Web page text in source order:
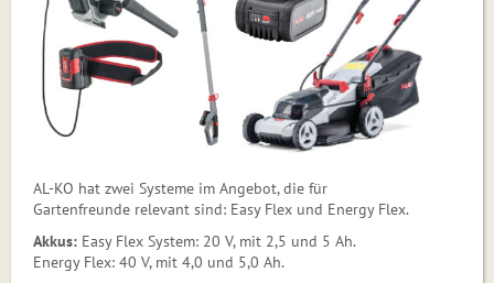
AL-KO hat zwei Systeme im Angebot, die für
Gartenfreunde relevant sind: Easy Flex und Energy Flex.
Akkus: Easy Flex System: 20 V, mit 2,5 und 5 Ah.
Energy Flex: 40 V, mit 4,0 und 5,0 Ah.